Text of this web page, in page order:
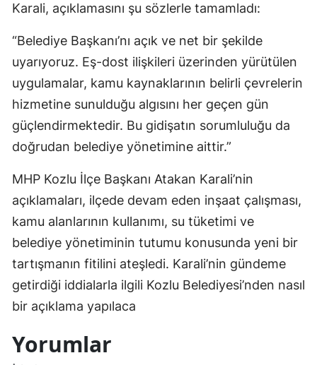
Karali, açıklamasını şu sözlerle tamamladı:
“Belediye Başkanı’nı açık ve net bir şekilde
uyarıyoruz. Eş-dost ilişkileri üzerinden yürütülen
uygulamalar, kamu kaynaklarının belirli çevrelerin
hizmetine sunulduğu algısını her geçen gün
güçlendirmektedir. Bu gidişatın sorumluluğu da
doğrudan belediye yönetimine aittir.”
MHP Kozlu İlçe Başkanı Atakan Karali’nin
açıklamaları, ilçede devam eden inşaat çalışması,
kamu alanlarının kullanımı, su tüketimi ve
belediye yönetiminin tutumu konusunda yeni bir
tartışmanın fitilini ateşledi. Karali’nin gündeme
getirdiği iddialarla ilgili Kozlu Belediyesi’nden nasıl
bir açıklama yapılaca
Yorumlar